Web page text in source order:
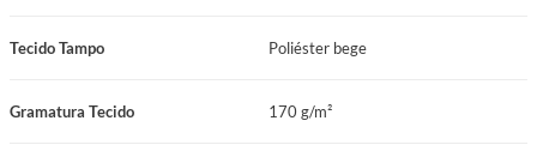
Tecido Tampo Poliéster bege
Gramatura Tecido 170 g/m²